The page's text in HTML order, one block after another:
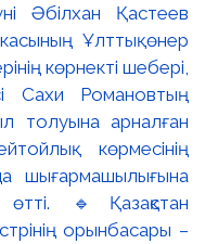
Әбілхан Қастеев
Ұлттық өнер
көрнекті шебері,
Сахи Романовтың
толуына арналған
көрмесінің
шығармашылығына
🔹Қазақстан
орынбасары –